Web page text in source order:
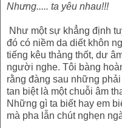
Nhưng..... ta yêu nhau!!!
Như một sự khẳng định
đó có niềm da diết khôn
tiếng kêu thảng thốt, dư
người nghe. Tôi bàng
rằng đàng sau những
tan biệt là một chuỗi âm
Những gì ta biết hay em
mà pha lẫn chút nghẹn